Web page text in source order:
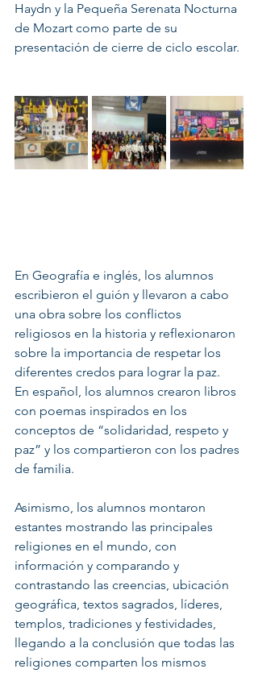
Haydn y la Pequeña Serenata Nocturna
de Mozart como parte de su
presentación de cierre de ciclo escolar.
En Geografía e inglés, los alumnos
escribieron el guión y llevaron a cabo
una obra sobre los conflictos
religiosos en la historia y reflexionaron
sobre la importancia de respetar los
diferentes credos para lograr la paz.
En español, los alumnos crearon libros
con poemas inspirados en los
conceptos de “solidaridad, respeto y
paz” y los compartieron con los padres
de familia.
Asimismo, los alumnos montaron
estantes mostrando las principales
religiones en el mundo, con
información y comparando y
contrastando las creencias, ubicación
geográfica, textos sagrados, líderes,
templos, tradiciones y festividades,
llegando a la conclusión que todas las
religiones comparten los mismos